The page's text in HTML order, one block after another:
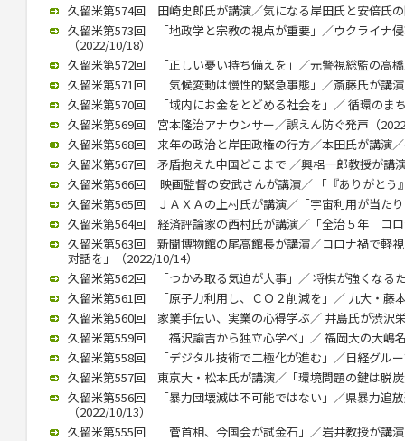
久留米第574回 田崎史郎氏が講演／気になる岸田氏と安倍氏
久留米第573回 「地政学と宗教の視点が重要」／ウクライナ
（2022/10/18）
久留米第572回 「正しい憂い持ち備えを」／元警視総監の高
久留米第571回 「気候変動は慢性的緊急事態」／斎藤氏が講
久留米第570回 「域内にお金をとどめる社会を」／ 循環のま
久留米第569回 宮本隆治アナウンサー／誤えん防ぐ発声（
久留米第568回 来年の政治と岸田政権の行方／本田氏が講演
久留米第567回 矛盾抱えた中国どこまで ／興梠一郎教授が講
久留米第566回 映画監督の安武さんが講演／ 「『ありがとう
久留米第565回 ＪＡＸＡの上村氏が講演／「宇宙利用が当た
久留米第564回 経済評論家の西村氏が講演／「全治５年 コ
久留米第563回 新聞博物館の尾高館長が講演／コロナ禍で軽
対話を」（2022/10/14）
久留米第562回 「つかみ取る気迫が大事」／ 将棋が強くなる
久留米第561回 「原子力利用し、ＣＯ２削減を」／ 九大・藤
久留米第560回 家業手伝い、実業の心得学ぶ／ 井島氏が渋沢
久留米第559回 「福沢諭吉から独立心学べ」／ 福岡大の大嶋
久留米第558回 「デジタル技術で二極化が進む」／日経グル
久留米第557回 東京大・松本氏が講演／「環境問題の鍵は脱
久留米第556回 「暴力団壊滅は不可能ではない」／県暴力追
（2022/10/13）
久留米第555回 「菅首相、今国会が試金石」／岩井教授が講